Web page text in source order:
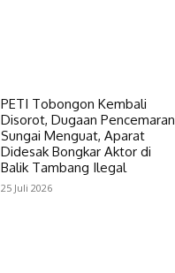
PETI Tobongon Kembali
Disorot, Dugaan Pencemaran
Sungai Menguat, Aparat
Didesak Bongkar Aktor di
Balik Tambang Ilegal
25 Juli 2026